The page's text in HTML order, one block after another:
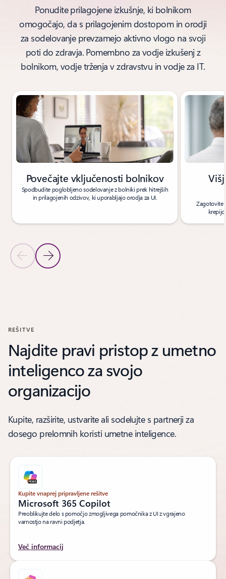
Ponudite prilagojene izkušnje, ki bolnikom
omogočajo, da s prilagojenim dostopom in orodji
za sodelovanje prevzamejo aktivno vlogo na svoji
poti do zdravja. Pomembno za vodje izkušenj z
bolnikom, vodje trženja v zdravstvu in vodje za IT.
Prikazan diapozitiv 1 od 4
Prejšnji diapozitiv
Naslednji diapozitiv
Povečajte vključenosti bolnikov
Spodbudite poglobljeno sodelovanje z bolniki prek hitrejših
in prilagojenih odzivov, ki uporabljajo orodja za UI.
Zagotovite
REŠITVE
Najdite pravi pristop z umetno
inteligenco za svojo
organizacijo
Kupite, razširite, ustvarite ali sodelujte s partnerji za
dosego prelomnih koristi umetne inteligence.
Kupite vnaprej pripravljene rešitve
Microsoft 365 Copilot
Preoblikujte delo s pomočjo zmogljivega pomočnika z UI z vgrajeno
varnostjo na ravni podjetja.
Več informacij